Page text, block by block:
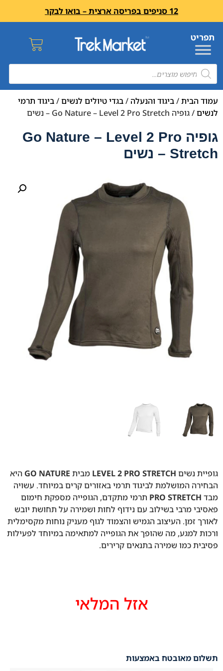
12 סניפים בפריסה ארצית – בואו לבקר
עמוד הבית/ביגוד והנעלה /בגדי טיולים לנשים/ביגוד תרמי
לנשים/ גופיה Go Nature – Level 2 Pro Stretch – נשים
גופיה Go Nature – Level 2 Pro
Stretch – נשים
גופיית נשים LEVEL 2 PRO STRETCH מבית GO NATURE היא
הבחירה המושלמת לביגוד תרמי באזורים קרים במיוחד. עשויה
מבד PRO STRETCH תרמי מתקדם, הגופייה מספקת חימום
פאסיבי מרבי בשילוב עם נידוף לחות ושמירה על תחושת יובש
לאורך זמן. העיצוב הגמיש והצמוד לגוף מעניק נוחות מקסימלית
ורכות למגע, מה שהופך את הגופייה למתאימה במיוחד לפעילות
פסיבית כמו שמירה בתנאים קרירים.
אזל המלאי
תשלום מאובטח באמצעות